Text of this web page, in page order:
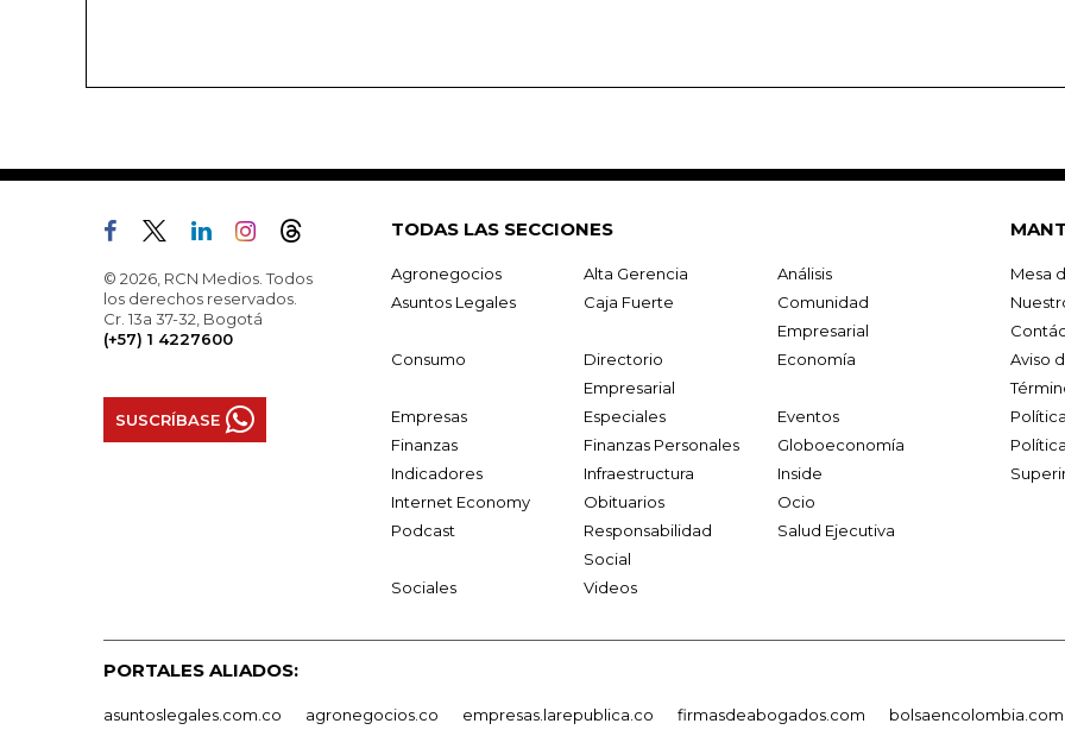
© 2026, RCN Medios. Todos
los derechos reservados.
Cr. 13a 37-32, Bogotá
(+57) 1 4227600
SUSCRÍBASE
TODAS LAS SECCIONES
Agronegocios Alta Gerencia
Análisis
Asuntos Legales
Caja Fuerte
Comunidad
Empresarial
Consumo
Directorio
Empresarial
Economía
Empresas Especiales
Eventos
Finanzas
Finanzas Personales
Globoeconomía
Indicadores
Infraestructura
Inside
Internet Economy
Obituarios
Ocio
Podcast
Responsabilidad
Social
Salud Ejecutiva
Sociales Videos
Mesa
Aviso
PORTALES ALIADOS:
asuntoslegales.com.co agronegocios.co empresas.larepublica.co firmasdeabogados.com
bolsaencolombia.com